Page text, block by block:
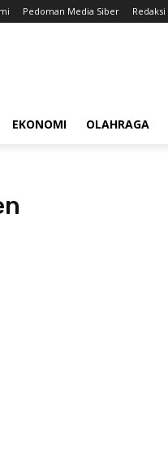
Pedoman Media Siber Redaksi
EKONOMI OLAHRAGA